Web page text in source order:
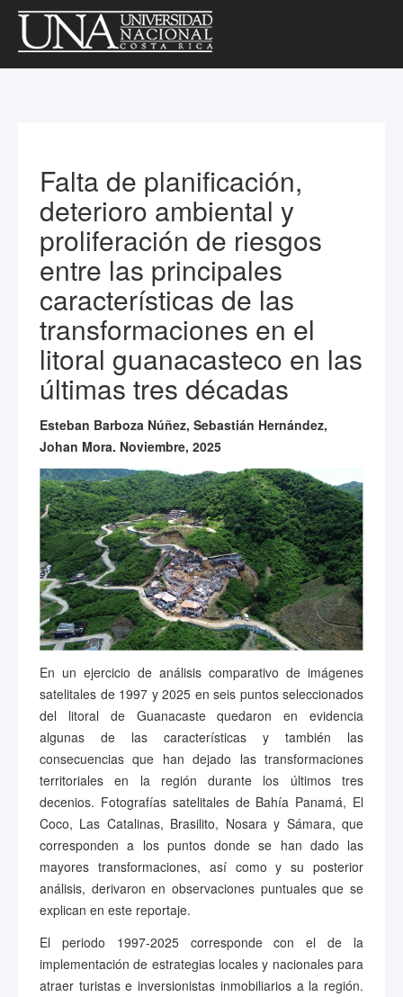
Falta de planificación,
deterioro ambiental y
proliferación de riesgos
entre las principales
características de las
transformaciones en el
litoral guanacasteco en las
últimas tres décadas
Esteban Barboza Núñez, Sebastián Hernández,
Johan Mora. Noviembre, 2025
En un ejercicio de análisis comparativo de imágenes
satelitales de 1997 y 2025 en seis puntos seleccionados
del litoral de Guanacaste quedaron en evidencia
algunas de las características y también las
consecuencias que han dejado las transformaciones
territoriales en la región durante los últimos tres
decenios. Fotografías satelitales de Bahía Panamá, El
Coco, Las Catalinas, Brasilito, Nosara y Sámara, que
corresponden a los puntos donde se han dado las
mayores transformaciones, así como y su posterior
análisis, derivaron en observaciones puntuales que se
explican en este reportaje.
El periodo 1997-2025 corresponde con el de la
implementación de estrategias locales y nacionales para
atraer turistas e inversionistas inmobiliarios a la región.